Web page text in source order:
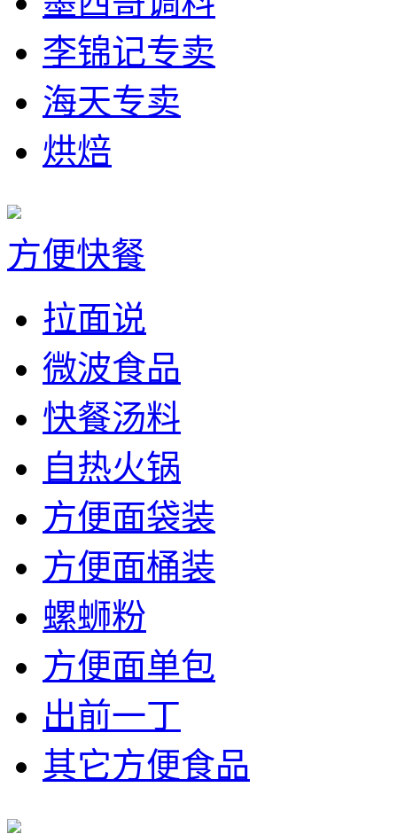
李锦记专卖
海天专卖
烘焙
方便快餐
拉面说
微波食品
快餐汤料
自热火锅
方便面袋装
方便面桶装
螺蛳粉
方便面单包
出前一丁
其它方便食品